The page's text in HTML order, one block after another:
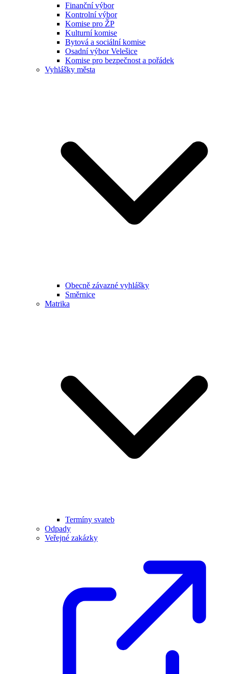
Finanční výbor
Kontrolní výbor
Komise pro ŽP
Kulturní komise
Bytová a sociální komise
Osadní výbor Velešice
Komise pro bezpečnost a pořádek
Vyhlášky města
Obecně závazné vyhlášky
Směrnice
Matrika
Termíny svateb
Odpady
Veřejné zakázky